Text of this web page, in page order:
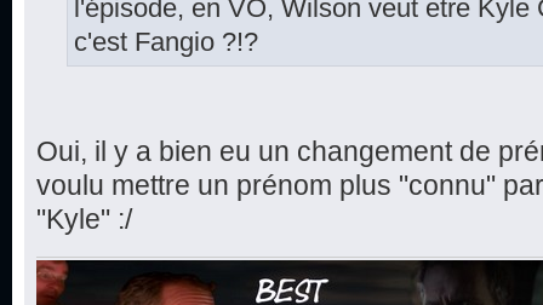
l'épisode, en VO, Wilson veut etre Kyle
c'est Fangio ?!?
Oui, il y a bien eu un changement de
voulu mettre un prénom plus "connu"
"Kyle" :/